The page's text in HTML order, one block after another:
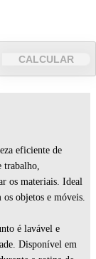
CALCULAR
eficiente de
trabalho,
os materiais. Ideal
objetos e móveis.
é lavável e
Disponível em